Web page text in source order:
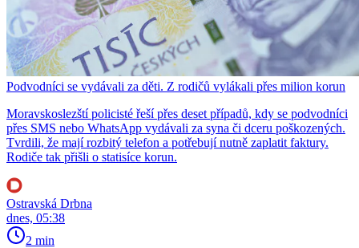
Podvodníci se vydávali za děti. Z rodičů vylákali přes milion korun
Moravskoslezští policisté řeší přes deset případů, kdy se podvodníci
přes SMS nebo WhatsApp vydávali za syna či dceru poškozených.
Tvrdili, že mají rozbitý telefon a potřebují nutně zaplatit faktury.
Rodiče tak přišli o statisíce korun.
Ostravská Drbna
dnes, 05:38
2 min